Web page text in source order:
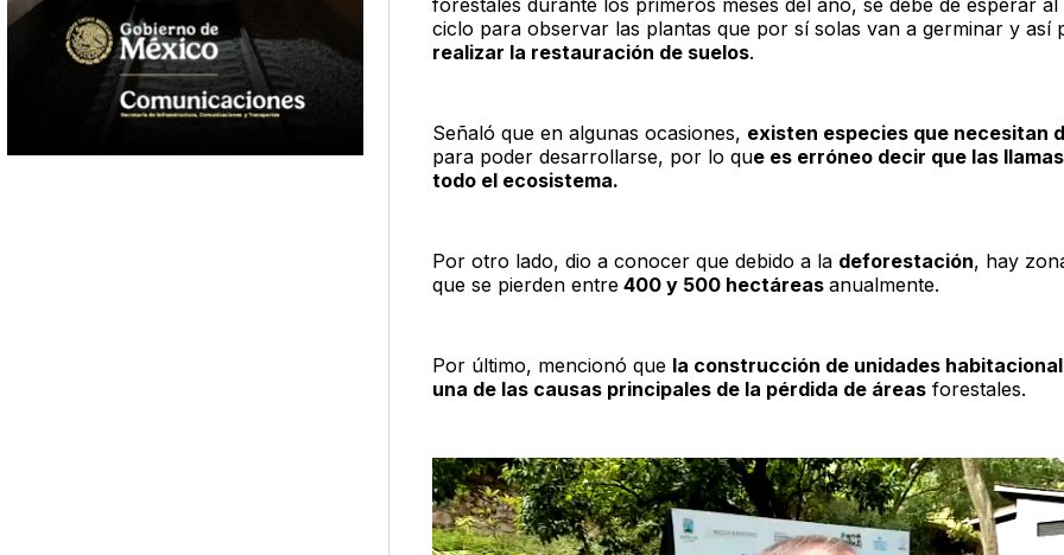
ciclo para observar las plantas que por sí solas van a germinar y así
realizar la restauración de suelos.
Señaló que en algunas ocasiones, existen especies que necesitan
para poder desarrollarse, por lo que es erróneo decir que las
todo el ecosistema.
Por otro lado, dio a conocer que debido a la deforestación, hay
que se pierden entre400 y 500 hectáreas anualmente.
Por último, mencionó que la construcción de unidades
una de las causas principales de la pérdida de áreasforestales.